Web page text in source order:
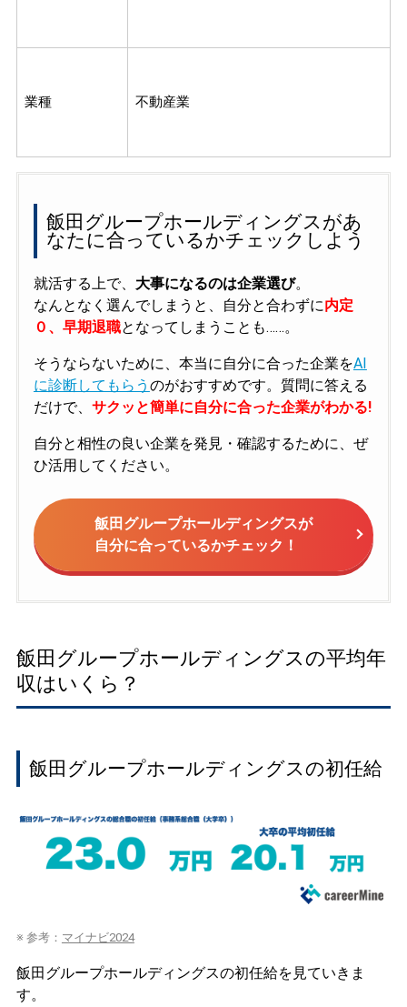
業種 不動産業
飯田グループホールディングスがあ
なたに合っているかチェックしよう
就活する上で、 大事になるのは企業選び。
なんとなく選んでしまうと、自分と合わずに内定
０、早期退職となってしまうことも……。
そうならないために、本当に自分に合った企業をAI
に診断してもらう のがおすすめです。質問に答える
だけで、 サクッと簡単に自分に合った企業がわかる!
自分と相性の良い企業を発見・確認するために、ぜ
ひ活用してください。
飯田グループホールディングスが
自分に合っているかチェック！
飯田グループホールディングスの平均年
収はいくら？
飯田グループホールディングスの初任給
※ 参考： マイナビ2024
飯田グループホールディングスの初任給を見ていきま
す。